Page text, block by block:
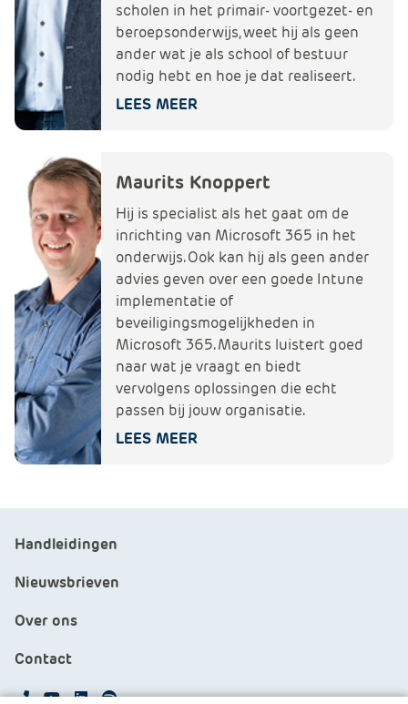
scholen in het primair- voortgezet- en
beroepsonderwijs, weet hij als geen
ander wat je als school of bestuur
nodig hebt en hoe je dat realiseert.
LEES MEER
Maurits Knoppert
Hij is specialist als het gaat om de
inrichting van Microsoft 365 in het
onderwijs. Ook kan hij als geen ander
advies geven over een goede Intune
implementatie of
beveiligingsmogelijkheden in
Microsoft 365. Maurits luistert goed
naar wat je vraagt en biedt
vervolgens oplossingen die echt
passen bij jouw organisatie.
LEES MEER
Handleidingen
Nieuwsbrieven
Over ons
Contact